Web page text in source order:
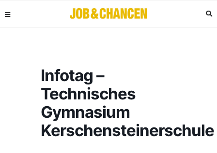
Infotag –
Technisches
Gymnasium
Kerschensteinerschule